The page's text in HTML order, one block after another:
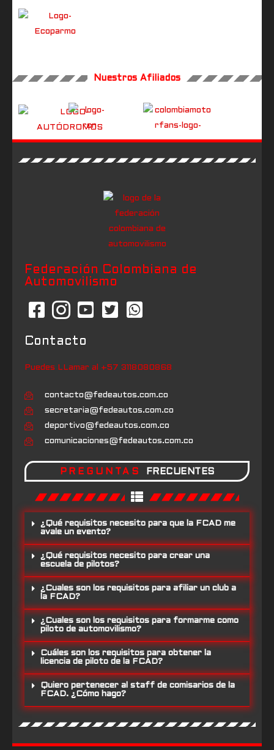
Nuestros Afiliados
Federación Colombiana de
Automovilismo
Contacto
Puedes LLamar al +57 3118080868
contacto@fedeautos.com.co
secretaria@fedeautos.com.co
deportivo@fedeautos.com.co
comunicaciones@fedeautos.com.co
PREGUNTAS FRECUENTES
¿Qué requisitos necesito para que la FCAD me
avale un evento?
¿Qué requisitos necesito para crear una
escuela de pilotos?
¿Cuales son los requisitos para afiliar un club a
la FCAD?
¿Cuales son los requisitos para formarme como
piloto de automovilismo?
Cuáles son los requisitos para obtener la
licencia de piloto de la FCAD?
Quiero pertenecer al staff de comisarios de la
FCAD. ¿Cómo hago?